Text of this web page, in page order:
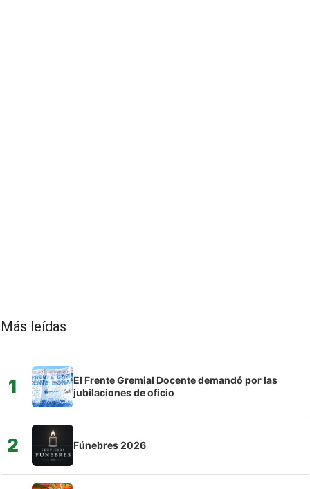
Más leídas
1
El Frente Gremial Docente demandó por las
jubilaciones de oficio
2 Fúnebres 2026